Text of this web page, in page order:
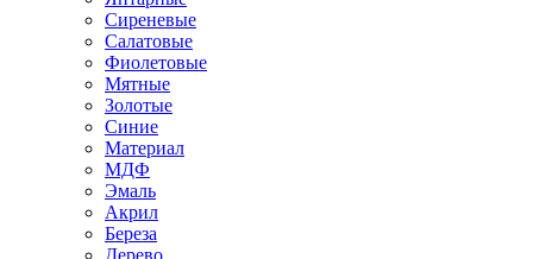
Сиреневые
Салатовые
Фиолетовые
Мятные
Золотые
Синие
Материал
МДФ
Эмаль
Акрил
Береза
Дерево